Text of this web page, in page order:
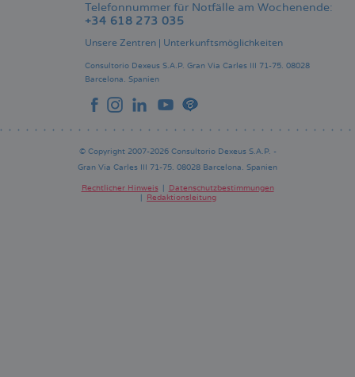
Telefonnummer für Notfälle am Wochenende:
+34 618 273 035
Unsere Zentren Unterkunftsmöglichkeiten
Consultorio Dexeus S.A.P. Gran Via Carles III 71-75. 08028
Barcelona. Spanien
© Copyright 2007-2026 Consultorio Dexeus S.A.P. -
Gran Via Carles III 71-75. 08028 Barcelona. Spanien
Rechtlicher Hinweis
Datenschutzbestimmungen
Redaktionsleitung